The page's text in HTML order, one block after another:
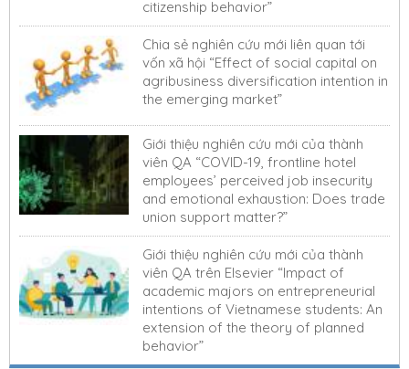
citizenship behavior”
Chia sẻ nghiên cứu mới liên quan tới
vốn xã hội “Effect of social capital on
agribusiness diversification intention in
the emerging market”
Giới thiệu nghiên cứu mới của thành
viên QA “COVID-19, frontline hotel
employees’ perceived job insecurity
and emotional exhaustion: Does trade
union support matter?”
Giới thiệu nghiên cứu mới của thành
viên QA trên Elsevier “Impact of
academic majors on entrepreneurial
intentions of Vietnamese students: An
extension of the theory of planned
behavior”